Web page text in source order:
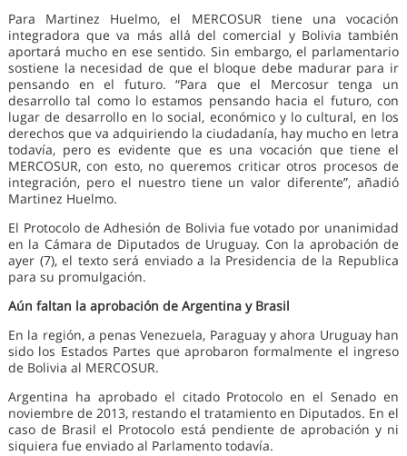
Para Martinez Huelmo, el MERCOSUR tiene una vocación
integradora que va más allá del comercial y Bolivia también
aportará mucho en ese sentido. Sin embargo, el parlamentario
sostiene la necesidad de que el bloque debe madurar para ir
pensando en el futuro. “Para que el Mercosur tenga un
desarrollo tal como lo estamos pensando hacia el futuro, con
lugar de desarrollo en lo social, económico y lo cultural, en los
derechos que va adquiriendo la ciudadanía, hay mucho en letra
todavía, pero es evidente que es una vocación que tiene el
MERCOSUR, con esto, no queremos criticar otros procesos de
integración, pero el nuestro tiene un valor diferente”, añadió
Martinez Huelmo.
El Protocolo de Adhesión de Bolivia fue votado por unanimidad
en la Cámara de Diputados de Uruguay. Con la aprobación de
ayer (7), el texto será enviado a la Presidencia de la Republica
para su promulgación.
Aún faltan la aprobación de Argentina y Brasil
En la región, a penas Venezuela, Paraguay y ahora Uruguay han
sido los Estados Partes que aprobaron formalmente el ingreso
de Bolivia al MERCOSUR.
Argentina ha aprobado el citado Protocolo en el Senado en
noviembre de 2013, restando el tratamiento en Diputados. En el
caso de Brasil el Protocolo está pendiente de aprobación y ni
siquiera fue enviado al Parlamento todavía.